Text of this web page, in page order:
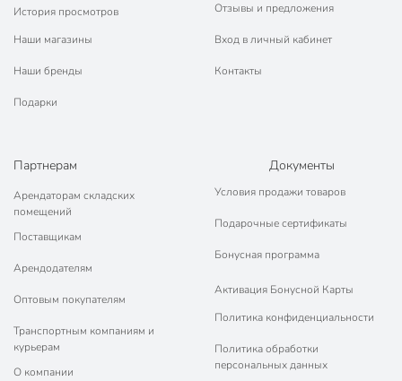
История просмотров
Наши магазины
Наши бренды
Подарки
Отзывы и предложения
Вход в личный кабинет
Контакты
Партнерам
Арендаторам складских
помещений
Поставщикам
Арендодателям
Оптовым покупателям
Транспортным компаниям и
курьерам
О компании
Документы
Условия продажи товаров
Подарочные сертификаты
Бонусная программа
Активация Бонусной Карты
Политика конфиденциальности
Политика обработки
персональных данных